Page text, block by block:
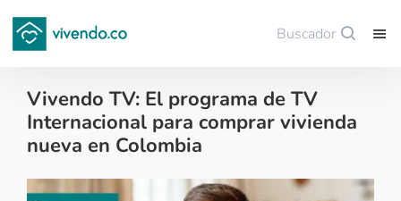
Buscador
Vivendo TV: El programa de TV
Internacional para comprar vivienda
nueva en Colombia
Colombianos en el exterior - 2023-04-20
Guardar